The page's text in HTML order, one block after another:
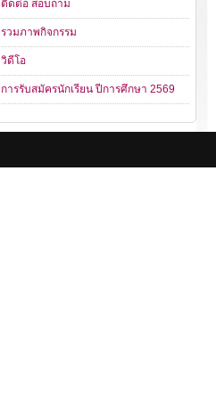
ติดต่อ สอบถาม
รวมภาพกิจกรรม
วิดีโอ
การรับสมัครนักเรียน ปีการศึกษา 2569